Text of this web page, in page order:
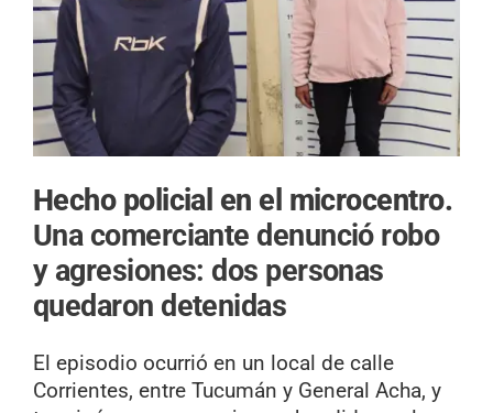
Hecho policial en el microcentro.
Una comerciante denunció robo
y agresiones: dos personas
quedaron detenidas
El episodio ocurrió en un local de calle
Corrientes, entre Tucumán y General Acha, y